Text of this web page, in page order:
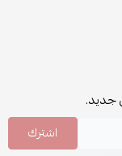
جديد.
اشترك